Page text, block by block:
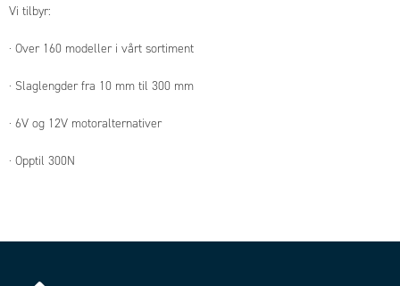
Vi tilbyr:
· Over 160 modeller i vårt sortiment
· Slaglengder fra 10 mm til 300 mm
· 6V og 12V motoralternativer
· Opptil 300N